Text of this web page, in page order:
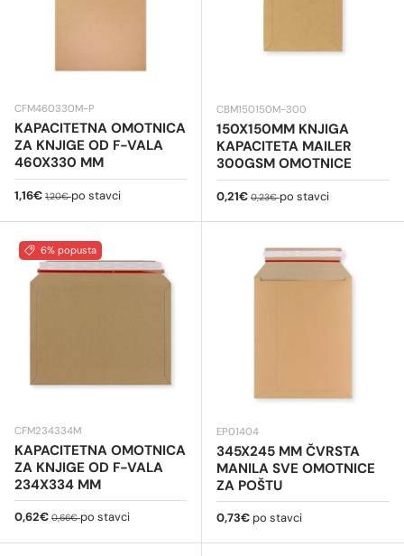
CFM460330M-P
KAPACITETNA OMOTNICA
ZA KNJIGE OD F-VALA
460X330 MM
Cijena na sniženju
1,16€ Redovna cijena
1,20€po stavci
CBM150150M-300
150X150MM KNJIGA
KAPACITETA MAILER
300GSM OMOTNICE
Cijena na sniženju
0,21€ Redovna cijena
0,23€po stavci
6% popusta
CFM234334M
KAPACITETNA OMOTNICA
ZA KNJIGE OD F-VALA
234X334 MM
Cijena na sniženju
0,62€ Redovna cijena
0,66€po stavci
EP01404
345X245 MM ČVRSTA
MANILA SVE OMOTNICE
ZA POŠTU
Redovna cijena
0,73€ po stavci